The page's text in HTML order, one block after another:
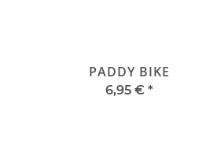
PADDY BIKE
6,95 € *